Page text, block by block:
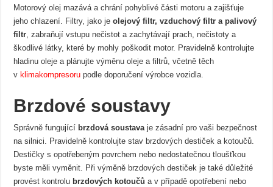
Motorový olej mazává a chrání pohyblivé části motoru a zajišťuje
jeho chlazení. Filtry, jako jeolejový filtr, vzduchový filtr a palivový
filtr, zabraňují vstupu nečistot a zachytávají prach, nečistoty a
škodlivé látky, které by mohly poškodit motor. Pravidelně kontrolujte
hladinu oleje a plánujte výměnu oleje a filtrů, včetně těch
v klimakompresoru podle doporučení výrobce vozidla.
Brzdové soustavy
Správně fungující brzdová soustavaje zásadní pro vaši bezpečnost
na silnici. Pravidelně kontrolujte stav brzdových destiček a kotoučů.
Destičky s opotřebeným povrchem nebo nedostatečnou tloušťkou
byste měli vyměnit. Při výměně brzdových destiček je také důležité
provést kontrolu brzdových kotoučů a v případě opotřebení nebo